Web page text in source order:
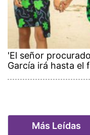
'El señor
García irá hasta el
Más Leídas